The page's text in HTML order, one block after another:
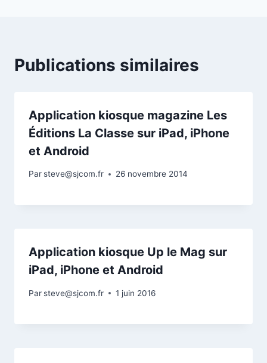
Publications similaires
Application kiosque magazine Les
Éditions La Classe sur iPad, iPhone
et Android
Parsteve@sjcom.fr 26 novembre 2014
Application kiosque Up le Mag sur
iPad, iPhone et Android
Parsteve@sjcom.fr 1 juin 2016